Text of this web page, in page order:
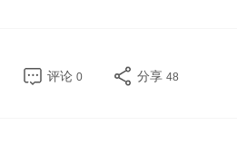
评论 0 分享 48